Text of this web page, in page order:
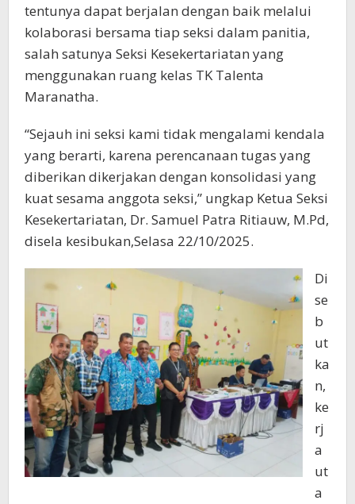
tentunya dapat berjalan dengan baik melalui
kolaborasi bersama tiap seksi dalam panitia,
salah satunya Seksi Kesekertariatan yang
menggunakan ruang kelas TK Talenta
Maranatha.
“Sejauh ini seksi kami tidak mengalami kendala
yang berarti, karena perencanaan tugas yang
diberikan dikerjakan dengan konsolidasi yang
kuat sesama anggota seksi,” ungkap Ketua Seksi
Kesekertariatan, Dr. Samuel Patra Ritiauw, M.Pd,
disela kesibukan,Selasa 22/10/2025.
Di
se
b
ut
ka
n,
ke
rj
a
ut
a